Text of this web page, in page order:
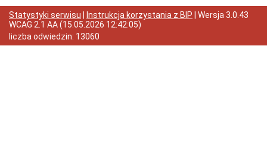
majątkowe
Zamówienia
Publiczne
Statystyki serwisu Instrukcja korzystania z BIP | Wersja 3.0.43
WCAG 2.1 AA(15.05.2026 12:42:05)
liczba odwiedzin: 13060